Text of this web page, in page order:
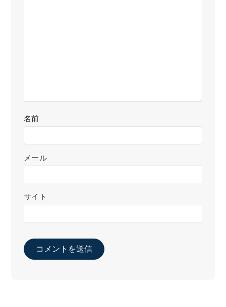
名前
メール
サイト